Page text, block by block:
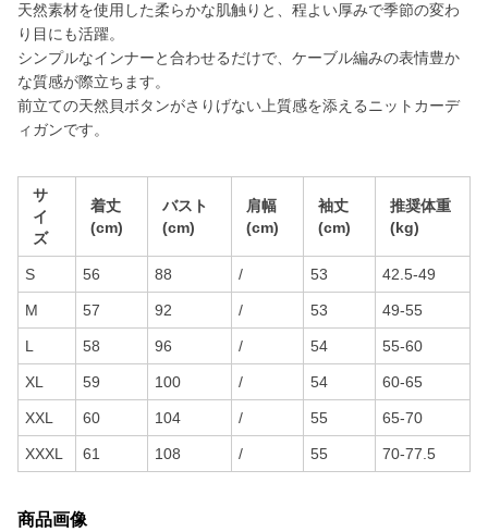
天然素材を使用した柔らかな肌触りと、程よい厚みで季節の変わ
り目にも活躍。
シンプルなインナーと合わせるだけで、ケーブル編みの表情豊か
な質感が際立ちます。
前立ての天然貝ボタンがさりげない上質感を添えるニットカーデ
ィガンです。
サ
イ
ズ
着丈
(cm)
バスト
(cm)
肩幅
(cm)
袖丈
(cm)
推奨体重
(kg)
S 56 88 / 53 42.5-49
M 57 92 / 53 49-55
L 58 96 / 54 55-60
XL 59 100 / 54 60-65
XXL 60 104 / 55 65-70
XXXL 61 108 / 55 70-77.5
商品画像